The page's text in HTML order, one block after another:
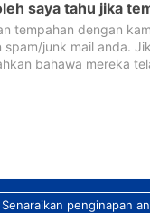
saya tahu jika
tempahan dengan
junk mail anda.
bahawa mereka
Senaraikan penginapan